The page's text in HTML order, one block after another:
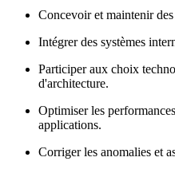
Concevoir et maintenir
Intégrer des systèmes
Participer aux choix
d'architecture.
Optimiser les
applications.
Corriger les anomalies et